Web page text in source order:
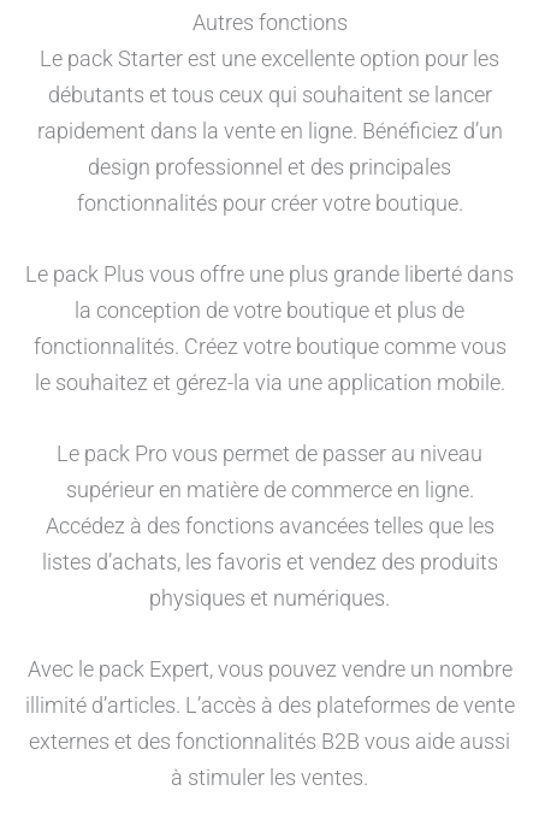
Autres fonctions
Le pack Starter est une excellente option pour les
débutants et tous ceux qui souhaitent se lancer
rapidement dans la vente en ligne. Bénéficiez d’un
design professionnel et des principales
fonctionnalités pour créer votre boutique.
Le pack Plus vous offre une plus grande liberté dans
la conception de votre boutique et plus de
fonctionnalités. Créez votre boutique comme vous
le souhaitez et gérez-la via une application mobile.
Le pack Pro vous permet de passer au niveau
supérieur en matière de commerce en ligne.
Accédez à des fonctions avancées telles que les
listes d’achats, les favoris et vendez des produits
physiques et numériques.
Avec le pack Expert, vous pouvez vendre un nombre
illimité d’articles. L’accès à des plateformes de vente
externes et des fonctionnalités B2B vous aide aussi
à stimuler les ventes.